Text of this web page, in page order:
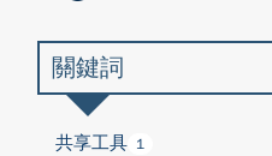
關鍵詞
共享工具 1